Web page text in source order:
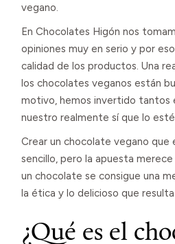
vegano.
En Chocolates Higón nos
opiniones muy en serio y por
calidad de los productos. Una
los chocolates veganos están
motivo, hemos invertido tantos
nuestro realmente sí que lo
Crear un chocolate vegano que
sencillo, pero la apuesta
un chocolate se consigue una
la ética y lo delicioso que
¿Qué es el